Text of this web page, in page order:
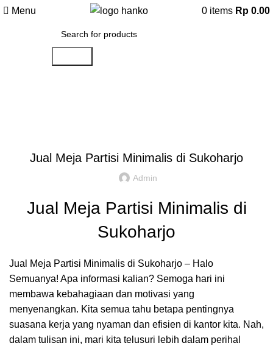
Menu 0 items Rp 0.00
Jual Meja Partisi Minimalis di Sukoharjo
Admin
Jual Meja Partisi Minimalis di
Sukoharjo
Jual Meja Partisi Minimalis di Sukoharjo – Halo
Semuanya! Apa informasi kalian? Semoga hari ini
membawa kebahagiaan dan motivasi yang
menyenangkan. Kita semua tahu betapa pentingnya
suasana kerja yang nyaman dan efisien di kantor kita. Nah,
dalam tulisan ini, mari kita telusuri lebih dalam perihal